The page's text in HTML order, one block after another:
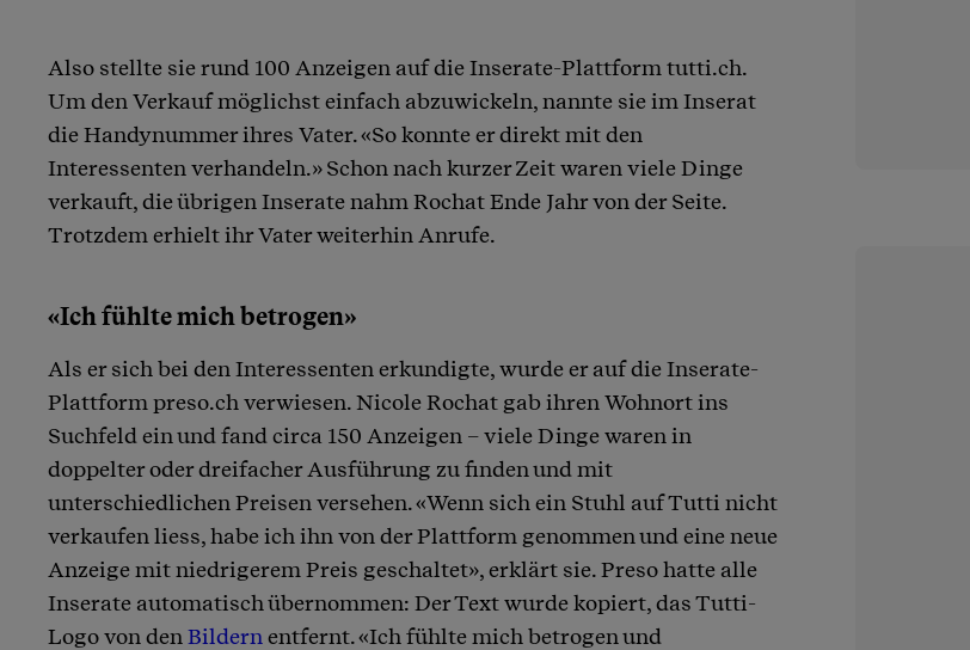
Also stellte sie rund 100 Anzeigen auf die Inserate-Plattform tutti.ch.
Um den Verkauf möglichst einfach abzuwickeln, nannte sie im Inserat
die Handynummer ihres Vater. «So konnte er direkt mit den
Interessenten verhandeln.» Schon nach kurzer Zeit waren viele Dinge
verkauft, die übrigen Inserate nahm Rochat Ende Jahr von der Seite.
Trotzdem erhielt ihr Vater weiterhin Anrufe.
«Ich fühlte mich betrogen»
Als er sich bei den Interessenten erkundigte, wurde er auf die Inserate-
Plattform preso.ch verwiesen. Nicole Rochat gab ihren Wohnort ins
Suchfeld ein und fand circa 150 Anzeigen – viele Dinge waren in
doppelter oder dreifacher Ausführung zu finden und mit
unterschiedlichen Preisen versehen. «Wenn sich ein Stuhl auf Tutti nicht
verkaufen liess, habe ich ihn von der Plattform genommen und eine neue
Anzeige mit niedrigerem Preis geschaltet», erklärt sie. Preso hatte alle
Inserate automatisch übernommen: Der Text wurde kopiert, das Tutti-
Logo von den Bildern entfernt. «Ich fühlte mich betrogen und